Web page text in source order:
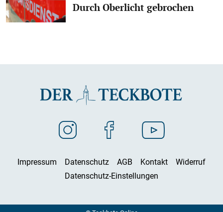
Durch Oberlicht gebrochen
Impressum Datenschutz AGB Kontakt
Widerruf
Datenschutz-Einstellungen